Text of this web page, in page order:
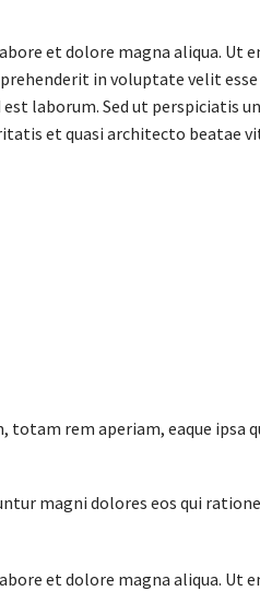
et dolore magna aliqua. Ut
in voluptate velit
laborum. Sed ut perspiciatis
et quasi architecto beatae
rem aperiam, eaque ipsa
magni dolores eos qui
et dolore magna aliqua. Ut